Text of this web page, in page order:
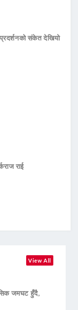
प्रदर्शनको संकेत देखियो
राई
View All
जमघट हुँदै,